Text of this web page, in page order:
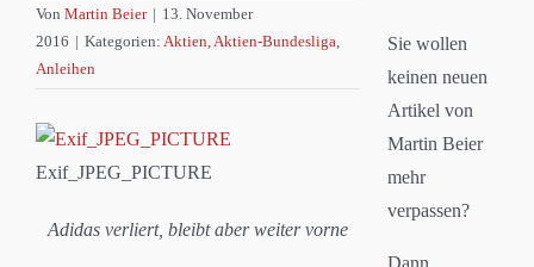
Von Martin Beier | 13. November
2016 | Kategorien: Aktien,Aktien-Bundesliga,
Anleihen
Exif_JPEG_PICTURE
Adidas verliert, bleibt aber weiter vorne
Sie wollen
keinen neuen
Artikel von
Martin Beier
mehr
verpassen?
Dann